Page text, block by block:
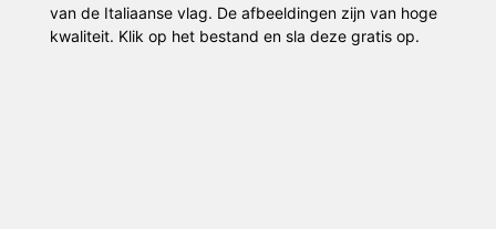
van de Italiaanse vlag. De afbeeldingen zijn van hoge
kwaliteit. Klik op het bestand en sla deze gratis op.